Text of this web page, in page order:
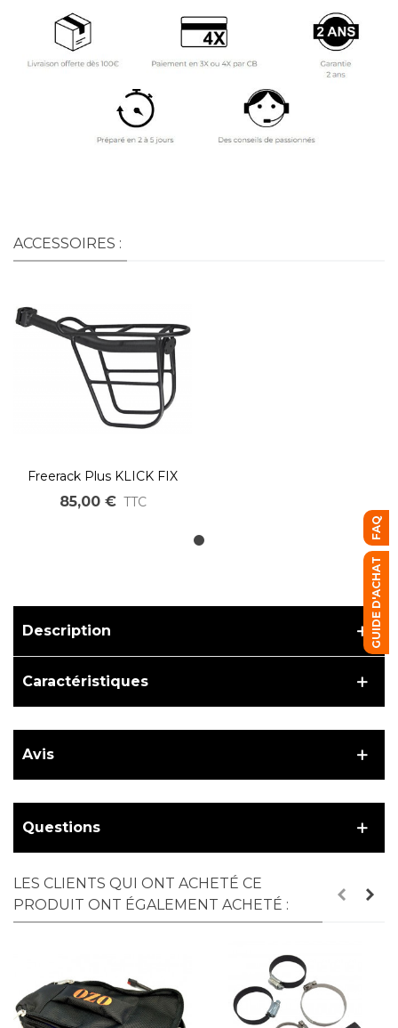
ACCESSOIRES :
Freerack Plus KLICK FIX
85,00 € TTC
Description
Caractéristiques
Avis
Questions
LES CLIENTS QUI ONT ACHETÉ CE
PRODUIT ONT ÉGALEMENT ACHETÉ :
FAQ
GUIDE D'ACHAT